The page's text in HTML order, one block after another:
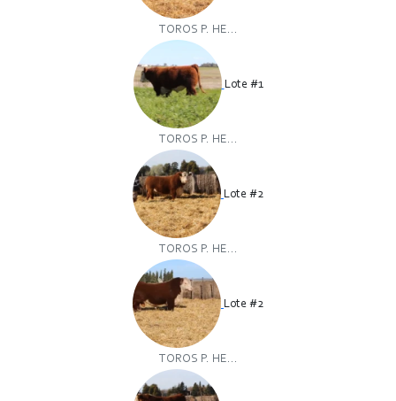
TOROS P. HE...
Lote #1
TOROS P. HE...
Lote #2
TOROS P. HE...
Lote #2
TOROS P. HE...